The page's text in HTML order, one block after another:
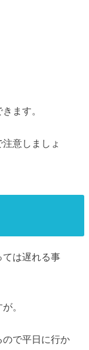
ます。
意しましょ
ては遅れる事
。
ので平日に行か